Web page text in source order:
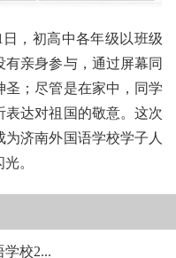
，初高中各年级以班级
亲身参与，通过屏幕同
；尽管是在家中，同学
达对祖国的敬意。这次
济南外国语学校学子人
。
学校2...